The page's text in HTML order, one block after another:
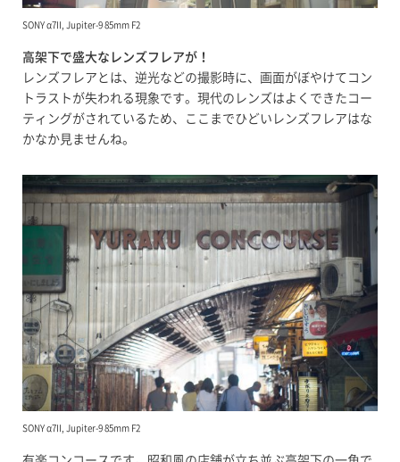
SONY α7II, Jupiter-9 85mm F2
高架下で盛大なレンズフレアが！
レンズフレアとは、逆光などの撮影時に、画面がぼやけてコン
トラストが失われる現象です。現代のレンズはよくできたコー
ティングがされているため、ここまでひどいレンズフレアはな
かなか見ませんね。
SONY α7II, Jupiter-9 85mm F2